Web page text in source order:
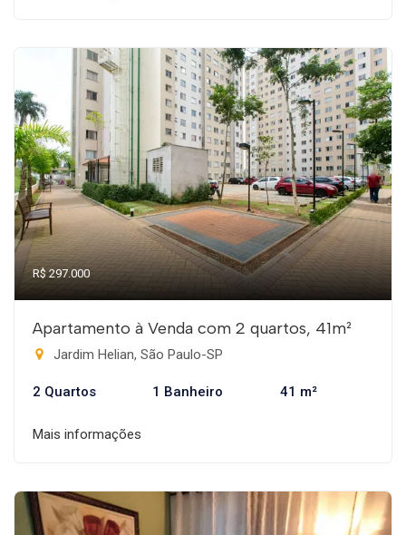
R$ 297.000
Apartamento à Venda com 2 quartos, 41m²
Jardim Helian, São Paulo-SP
2 Quartos 1 Banheiro 41 m²
Mais informações